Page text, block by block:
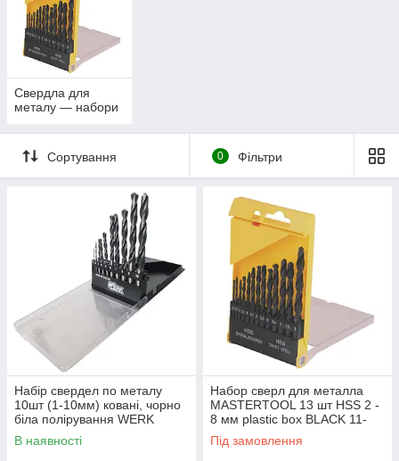
Свердла для
металу — набори
Сортування 0 Фільтри
Набір свердел по металу
10шт (1-10мм) ковані, чорно
біла полірування WERK
В наявності
Набор сверл для металла
MASTERTOOL 13 шт HSS 2 -
8 мм plastic box BLACK 11-
0213
Під замовлення